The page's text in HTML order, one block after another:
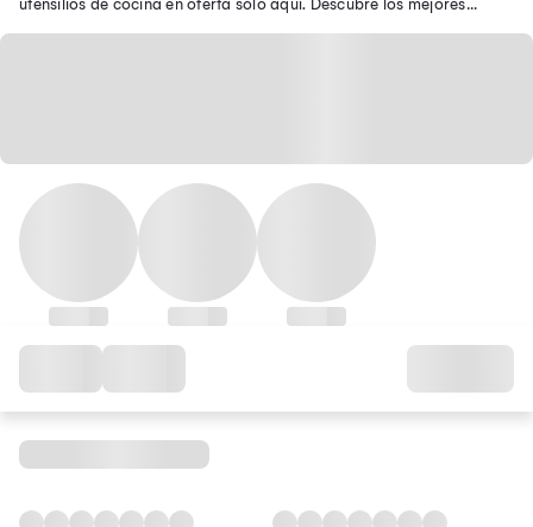
utensilios de cocina en oferta sólo aquí. Descubre los mejores